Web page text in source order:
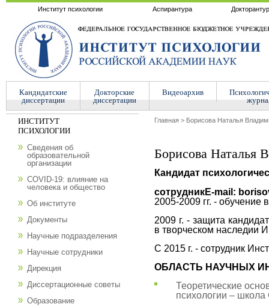
Институт психологии Аспирантура
Кандидатские
диссертации
Докторские
диссертации
Видеоархив
Главная > Борисова Наталья
Борисова Наталья
Кандидат
сотрудникЕ-mail:
2005-2009 гг. - обучение
2009 г. - защита
в творческом наследии
С 2015 г. - сотрудник
ОБЛАСТЬ НАУЧНЫХ
Теоретические
психологии –
ИНСТИТУТ
ПСИХОЛОГИИ
Сведения об
образовательной
организации
COVID-19: влияние на
человека и общество
Об институте
Документы
Научные подразделения
Научные сотрудники
Дирекция
Диссертационные советы
Образование